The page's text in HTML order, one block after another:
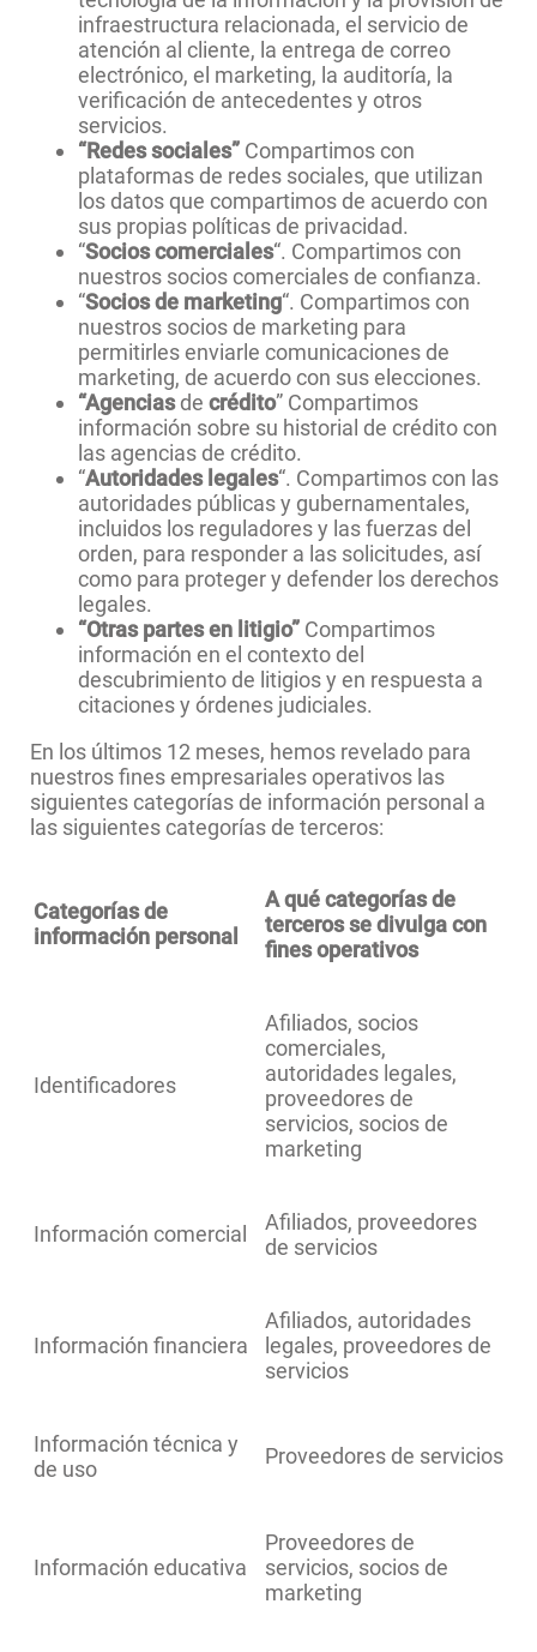
infraestructura relacionada, el servicio de
atención al cliente, la entrega de correo
electrónico, el marketing, la auditoría, la
verificación de antecedentes y otros
servicios.
“Redes sociales” Compartimos con
plataformas de redes sociales, que utilizan
los datos que compartimos de acuerdo con
sus propias políticas de privacidad.
“Socios comerciales“. Compartimos con
nuestros socios comerciales de confianza.
“Socios de marketing“. Compartimos con
nuestros socios de marketing para
permitirles enviarle comunicaciones de
marketing, de acuerdo con sus elecciones.
“Agenciasde crédito” Compartimos
información sobre su historial de crédito con
las agencias de crédito.
“Autoridades legales“. Compartimos con las
autoridades públicas y gubernamentales,
incluidos los reguladores y las fuerzas del
orden, para responder a las solicitudes, así
como para proteger y defender los derechos
legales.
“Otras partes en litigio” Compartimos
información en el contexto del
descubrimiento de litigios y en respuesta a
citaciones y órdenes judiciales.
En los últimos 12 meses, hemos revelado para
nuestros fines empresariales operativos las
siguientes categorías de información personal a
las siguientes categorías de terceros:
Categorías de
información personal
A qué categorías de
terceros se divulga con
fines operativos
Identificadores
Afiliados, socios
comerciales,
autoridades legales,
proveedores de
servicios, socios de
marketing
Información comercial
Afiliados, proveedores
de servicios
Información financiera
Afiliados, autoridades
legales, proveedores de
servicios
Información técnica y
de uso
Proveedores de servicios
Información educativa
Proveedores de
servicios, socios de
marketing